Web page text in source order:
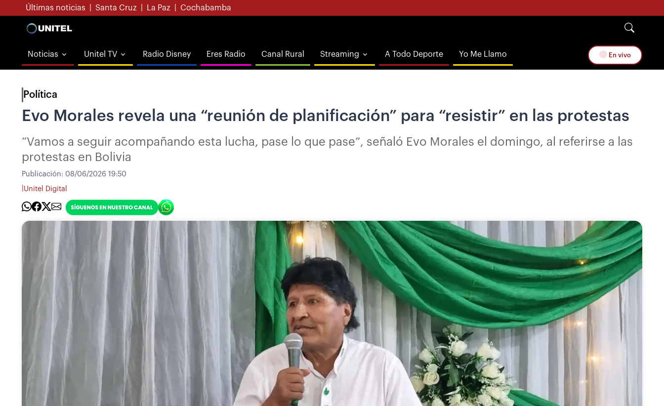
Últimas noticias Santa Cruz La Paz Cochabamba
Noticias Unitel TV Radio Disney Eres Radio Canal Rural Streaming A Todo Deporte Yo Me Llamo En vivo
Política
Evo Morales revela una “reunión de planificación” para “resistir” en las protestas
“Vamos a seguir acompañando esta lucha, pase lo que pase”, señaló Evo Morales el domingo, al referirse a las
protestas en Bolivia
Publicación: 08/06/2026 19:50
Unitel Digital